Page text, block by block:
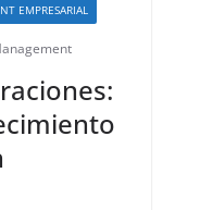
EMPRESARIAL